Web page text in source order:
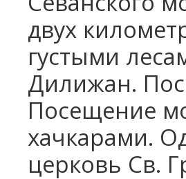
двух
густыми
Дилижан.
Посещение
хачкарами.
церковь Св.